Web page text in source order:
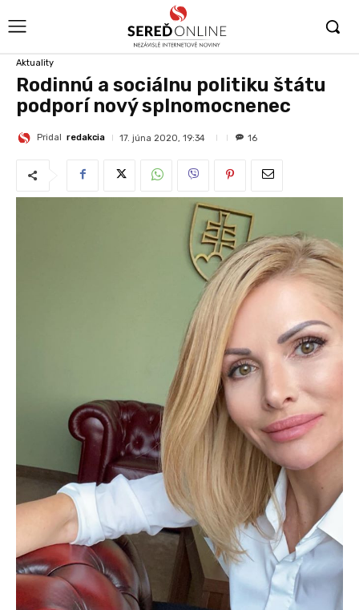
Aktuality
Rodinnú a sociálnu politiku štátu
podporí nový splnomocnenec
Pridal redakcia 17. júna 2020, 19:34 16